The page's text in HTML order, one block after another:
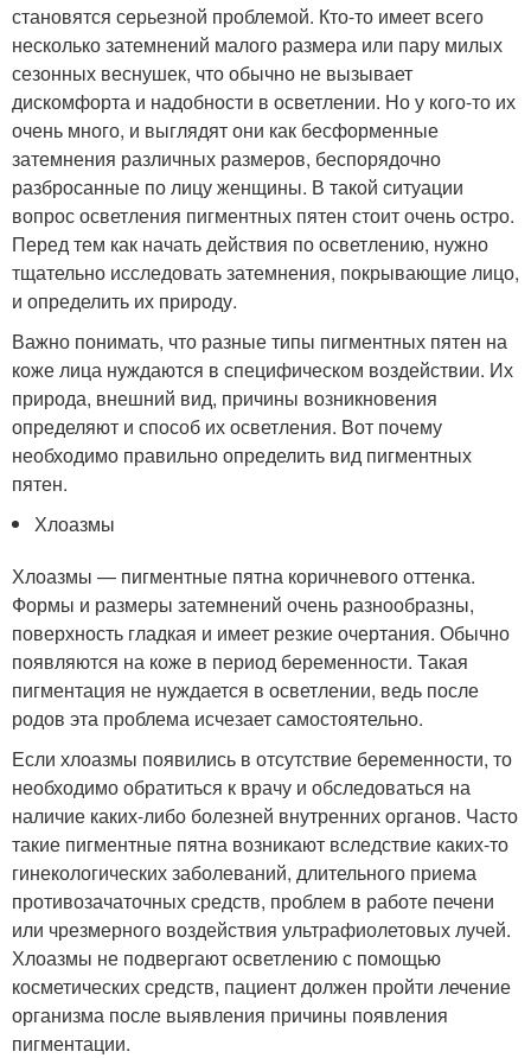
становятся серьезной проблемой. Кто-то имеет всего
несколько затемнений малого размера или пару милых
сезонных веснушек, что обычно не вызывает
дискомфорта и надобности в осветлении. Но у кого-то их
очень много, и выглядят они как бесформенные
затемнения различных размеров, беспорядочно
разбросанные по лицу женщины. В такой ситуации
вопрос осветления пигментных пятен стоит очень остро.
Перед тем как начать действия по осветлению, нужно
тщательно исследовать затемнения, покрывающие лицо,
и определить их природу.
Важно понимать, что разные типы пигментных пятен на
коже лица нуждаются в специфическом воздействии. Их
природа, внешний вид, причины возникновения
определяют и способ их осветления. Вот почему
необходимо правильно определить вид пигментных
пятен.
Хлоазмы
Хлоазмы — пигментные пятна коричневого оттенка.
Формы и размеры затемнений очень разнообразны,
поверхность гладкая и имеет резкие очертания. Обычно
появляются на коже в период беременности. Такая
пигментация не нуждается в осветлении, ведь после
родов эта проблема исчезает самостоятельно.
Если хлоазмы появились в отсутствие беременности, то
необходимо обратиться к врачу и обследоваться на
наличие каких-либо болезней внутренних органов. Часто
такие пигментные пятна возникают вследствие каких-то
гинекологических заболеваний, длительного приема
противозачаточных средств, проблем в работе печени
или чрезмерного воздействия ультрафиолетовых лучей.
Хлоазмы не подвергают осветлению с помощью
косметических средств, пациент должен пройти лечение
организма после выявления причины появления
пигментации.